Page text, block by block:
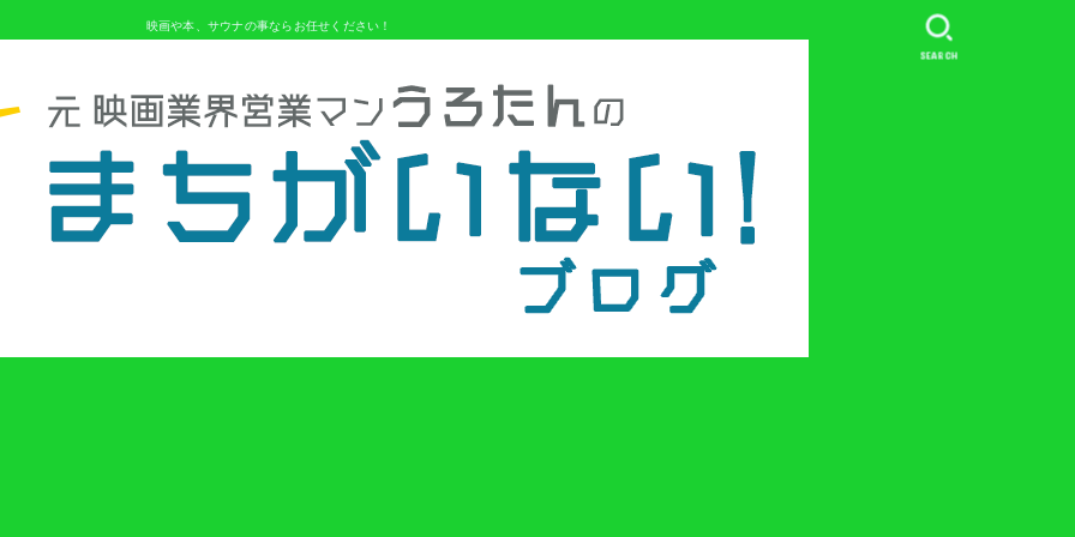
映画や本、サウナの事ならお任せください！
SEARCH